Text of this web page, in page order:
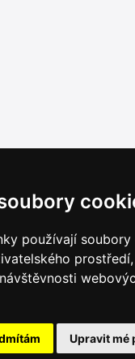
používají
Upravit mé